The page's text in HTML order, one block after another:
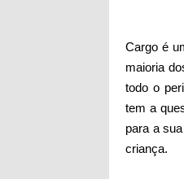
Cargo é
maioria
todo o
tem a
para a
criança.